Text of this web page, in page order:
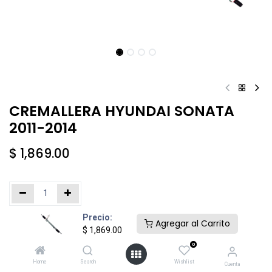
Precio:
$ 1,869.00
Agregar al Carrito
Home Search
0
Wishlist Cuenta
CREMALLERA HYUNDAI SONATA
2011-2014
$ 1,869.00
Añadir al carrito Comprar ahora
Agregar a la lista de deseos